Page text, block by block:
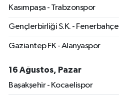
Kasımpaşa - Trabzonspor
Gençlerbirliği S.K. - Fenerbahçe
Gaziantep FK - Alanyaspor
16 Ağustos, Pazar
Başakşehir - Kocaelispor